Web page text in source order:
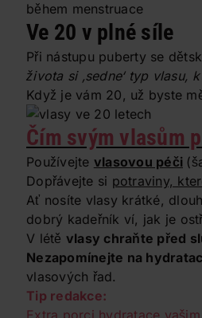
během menstruace
Ve 20 v plné síle
Při nástupu puberty se
života si ‚sedne‘ typ vlasu,
Když je vám 20, už byste
Čím svým vlasům
Používejte vlasovou péči
Dopřávejte si potraviny,
Ať nosíte vlasy krátké,
dobrý kadeřník ví, jak je
V létě vlasy chraňte před
Nezapomínejte na
vlasových řad.
Tip redakce:
Extra porci hydratace